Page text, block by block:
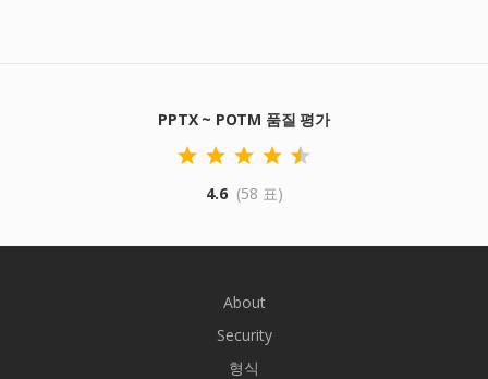
PPTX ~ POTM 품질 평가
4.6 (58 표)
About
Security
형식